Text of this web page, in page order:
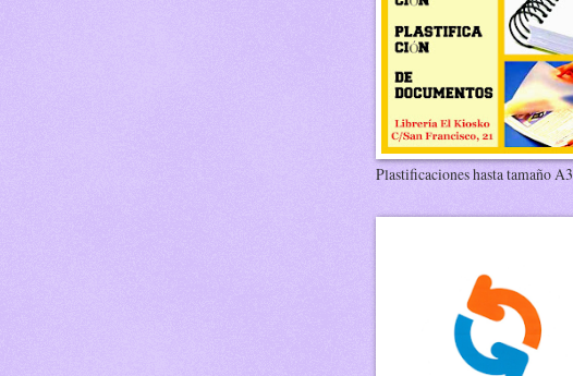
Plastificaciones hasta tamaño A3